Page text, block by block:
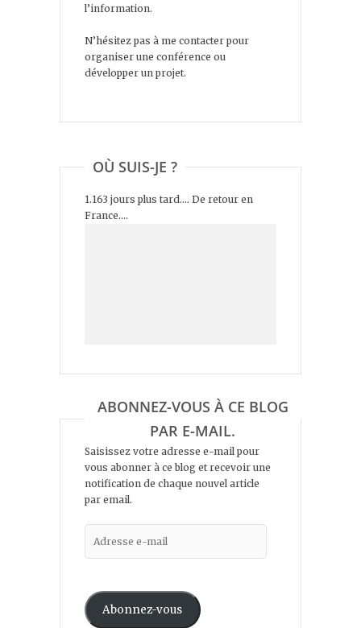
l’information.
N’hésitez pas à me contacter pour
organiser une conférence ou
développer un projet.
OÙ SUIS-JE ?
1.163 jours plus tard.... De retour en
France....
ABONNEZ-VOUS À CE BLOG
PAR E-MAIL.
Saisissez votre adresse e-mail pour
vous abonner à ce blog et recevoir une
notification de chaque nouvel article
par email.
e-
Abonnez-vous